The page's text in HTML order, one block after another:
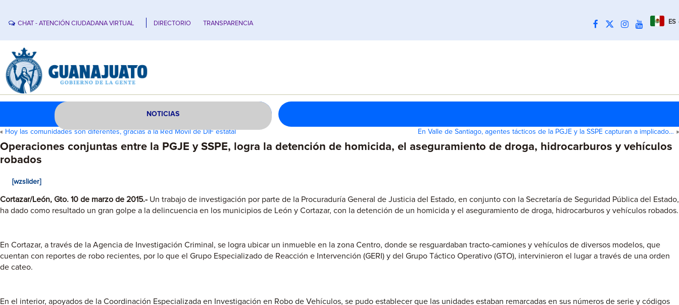
CHAT - ATENCIÓN CIUDADANA VIRTUAL DIRECTORIO TRANSPARENCIA ES
NOTICIAS
« Hoy las comunidades son diferentes, gracias a la Red Móvil de DIF estatal En Valle de Santiago, agentes tácticos de la PGJE y la SSPE capturan a implicado… »
Operaciones conjuntas entre la PGJE y SSPE, logra la detención de homicida, el aseguramiento de droga, hidrocarburos y vehículos
robados
[wzslider]
Cortazar/León, Gto. 10 de marzo de 2015.- Un trabajo de investigación por parte de la Procuraduría General de Justicia del Estado, en conjunto con la Secretaría de Seguridad Pública del Estado,
ha dado como resultado un gran golpe a la delincuencia en los municipios de León y Cortazar, con la detención de un homicida y el aseguramiento de droga, hidrocarburos y vehículos robados.
En Cortazar, a través de la Agencia de Investigación Criminal, se logra ubicar un inmueble en la zona Centro, donde se resguardaban tracto-camiones y vehículos de diversos modelos, que
cuentan con reportes de robo recientes, por lo que el Grupo Especializado de Reacción e Intervención (GERI) y del Grupo Táctico Operativo (GTO), intervinieron el lugar a través de una orden
de cateo.
En el interior, apoyados de la Coordinación Especializada en Investigación en Robo de Vehículos, se pudo establecer que las unidades estaban remarcadas en sus números de serie y códigos